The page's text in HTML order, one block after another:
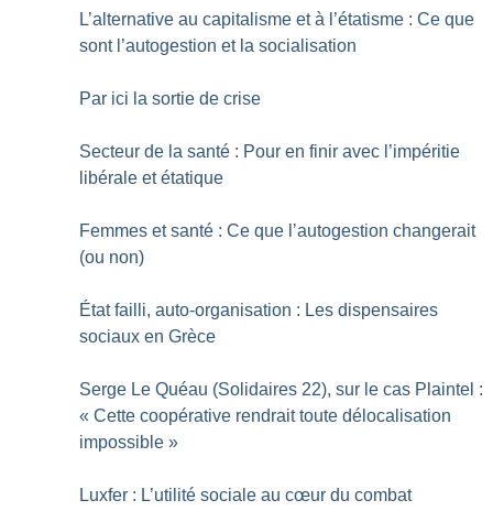
L’alternative au capitalisme et à l’étatisme : Ce que
sont l’autogestion et la socialisation
Par ici la sortie de crise
Secteur de la santé : Pour en finir avec l’impéritie
libérale et étatique
Femmes et santé : Ce que l’autogestion changerait
(ou non)
État failli, auto-organisation : Les dispensaires
sociaux en Grèce
Serge Le Quéau (Solidaires 22), sur le cas Plaintel :
« Cette coopérative rendrait toute délocalisation
impossible »
Luxfer : L’utilité sociale au cœur du combat